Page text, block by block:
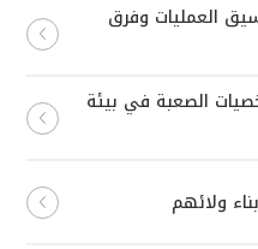
العمليات وفرق
الصعبة في بيئة
ولائهم